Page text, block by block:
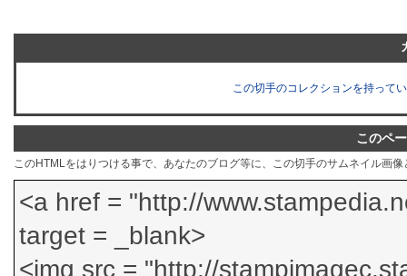
この切手のコレクションを持って
このペ
このHTMLをはりつける事で、あなたのブログ等に、この切手のサムネイル画